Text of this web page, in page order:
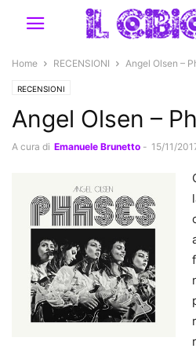
Home RECENSIONI Angel Olsen –
RECENSIONI
Angel Olsen –
A cura di Emanuele Brunetto - 15/11/